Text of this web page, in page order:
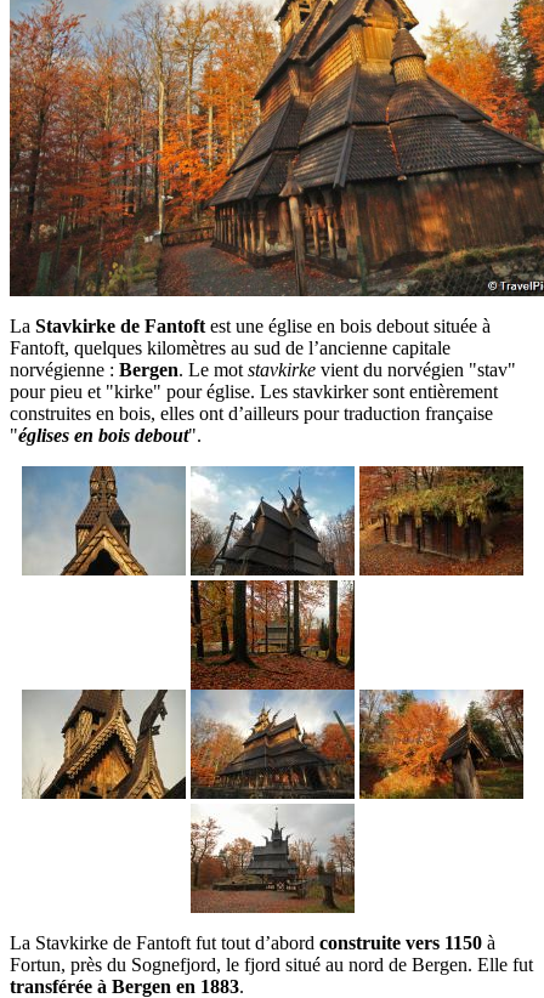
La Stavkirke de Fantoft est une église en bois debout située à
Fantoft, quelques kilomètres au sud de l’ancienne capitale
norvégienne : Bergen. Le mot stavkirke vient du norvégien "stav"
pour pieu et "kirke" pour église. Les stavkirker sont entièrement
construites en bois, elles ont d’ailleurs pour traduction française
"églises en bois debout".
La Stavkirke de Fantoft fut tout d’abord construite vers 1150 à
Fortun, près du Sognefjord, le fjord situé au nord de Bergen. Elle fut
transférée à Bergen en 1883.